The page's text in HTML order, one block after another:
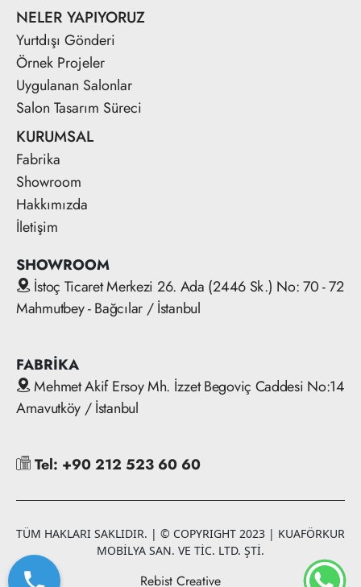
NELER YAPIYORUZ
Yurtdışı Gönderi
Örnek Projeler
Uygulanan Salonlar
Salon Tasarım Süreci
KURUMSAL
Fabrika
Showroom
Hakkımızda
İletişim
SHOWROOM
İstoç Ticaret Merkezi 26. Ada (2446 Sk.) No: 70 - 72
Mahmutbey - Bağcılar / İstanbul
FABRİKA
Mehmet Akif Ersoy Mh. İzzet Begoviç Caddesi No:14
Arnavutköy / İstanbul
Tel: +90 212 523 60 60
TÜM HAKLARI SAKLIDIR. | © COPYRIGHT 2023 | KUAFÖRKUR
MOBİLYA SAN. VE TİC. LTD. ŞTİ.
Rebist Creative